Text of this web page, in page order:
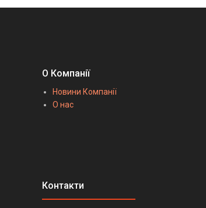
О Компанії
Новини Компанії
О нас